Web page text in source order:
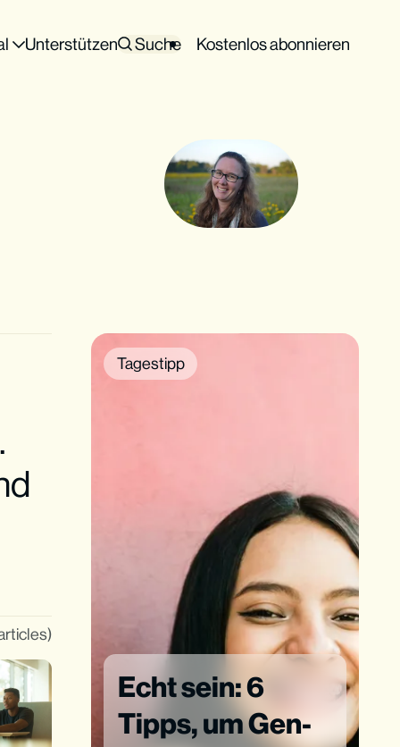
Unterstützen Suche Kostenlos abonnieren
Tagestipp
Echt sein: 6
Tipps, um Gen-